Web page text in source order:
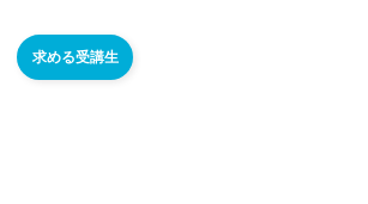
求める受講生